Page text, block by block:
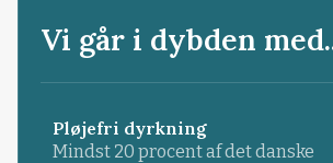
Vi går i dybden
Pløjefri dyrkning
Mindst 20 procent af det danske